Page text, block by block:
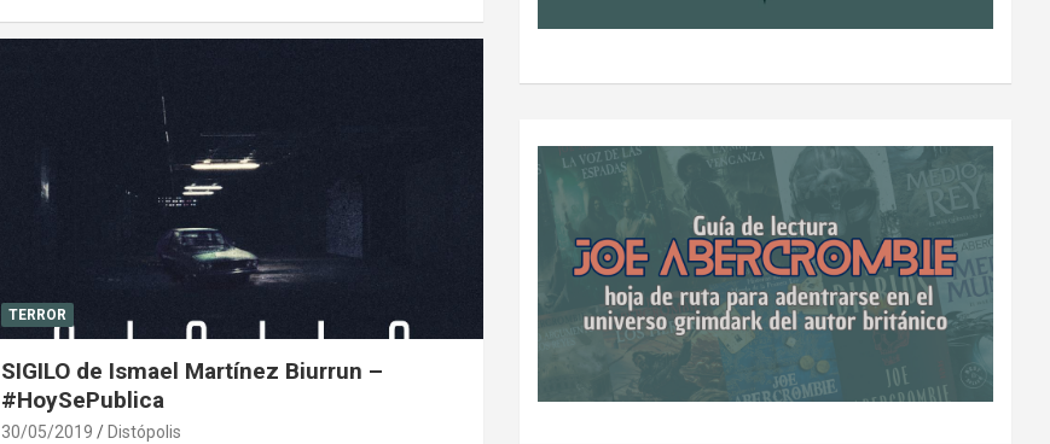
TERROR
SIGILO de Ismael Martínez Biurrun –
#HoySePublica
30/05/2019 Distópolis